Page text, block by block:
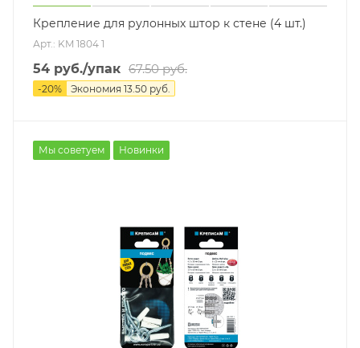
Крепление для рулонных штор к стене (4 шт.)
Арт.: KM 1804 1
54 руб./упак 67.50руб.
-20% Экономия 13.50 руб.
Мы советуем Новинки